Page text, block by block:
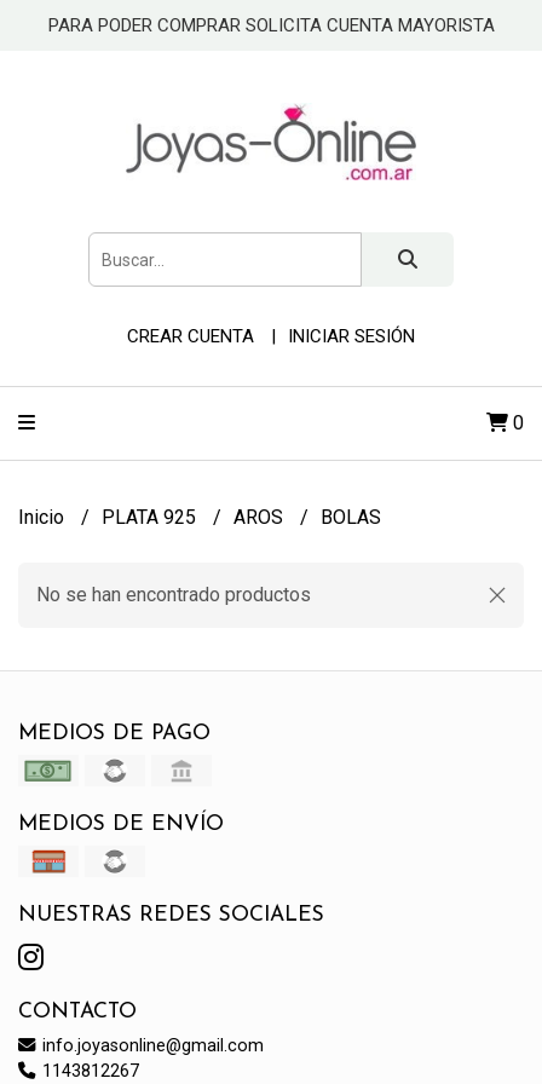
PARA PODER COMPRAR SOLICITA CUENTA MAYORISTA
CREAR CUENTA INICIAR SESIÓN
0
Inicio PLATA 925 AROS BOLAS
No se han encontrado productos
MEDIOS DE PAGO
MEDIOS DE ENVÍO
NUESTRAS REDES SOCIALES
CONTACTO
info.joyasonline@gmail.com
1143812267